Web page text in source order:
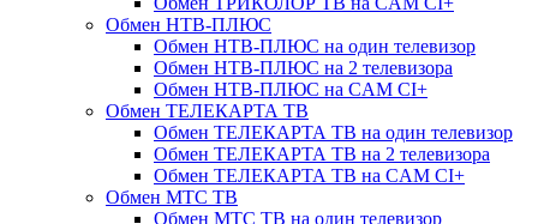
Обмен НТВ-ПЛЮС
Обмен НТВ-ПЛЮС на один телевизор
Обмен НТВ-ПЛЮС на 2 телевизора
Обмен НТВ-ПЛЮС на CAM CI+
Обмен ТЕЛЕКАРТА ТВ
Обмен ТЕЛЕКАРТА ТВ на один телевизор
Обмен ТЕЛЕКАРТА ТВ на 2 телевизора
Обмен ТЕЛЕКАРТА ТВ на CAM CI+
Обмен МТС ТВ
Обмен МТС ТВ на один телевизор